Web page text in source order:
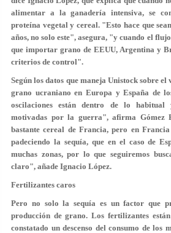
alimentar a la ganadería intensiva, se
proteína vegetal y cereal. "Esto hace que
años, no solo este", asegura, "y cuando el
que importar grano de EEUU, Argentina y
criterios de control".
Según los datos que maneja Unistock sobre
grano ucraniano en Europa y España de
oscilaciones están dentro de lo habitual
motivadas por la guerra", afirma Gómez
bastante cereal de Francia, pero en
padeciendo la sequía, que en el caso de
muchas zonas, por lo que seguiremos
claro", añade Ignacio López.
Fertilizantes caros
Pero no solo la sequía es un factor que
producción de grano. Los fertilizantes
constatado un descenso del consumo de los